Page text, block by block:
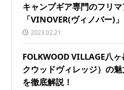
キャンプギア専門のフリマ
「VINOVER(ヴィノバー)
2023.02.21
FOLKWOOD VILLAGE八
クウッドヴィレッジ）の魅
を徹底解説！